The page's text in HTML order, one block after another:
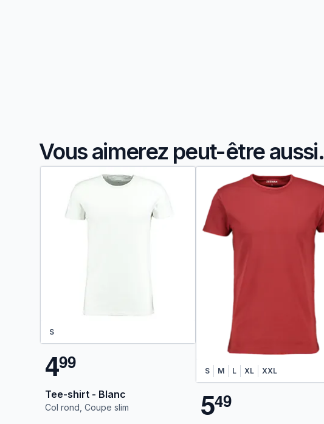
Vous aimerez peut-être aussi.
S
499
Tee-shirt - Blanc
Col rond, Coupe slim
S M L XL XXL
549